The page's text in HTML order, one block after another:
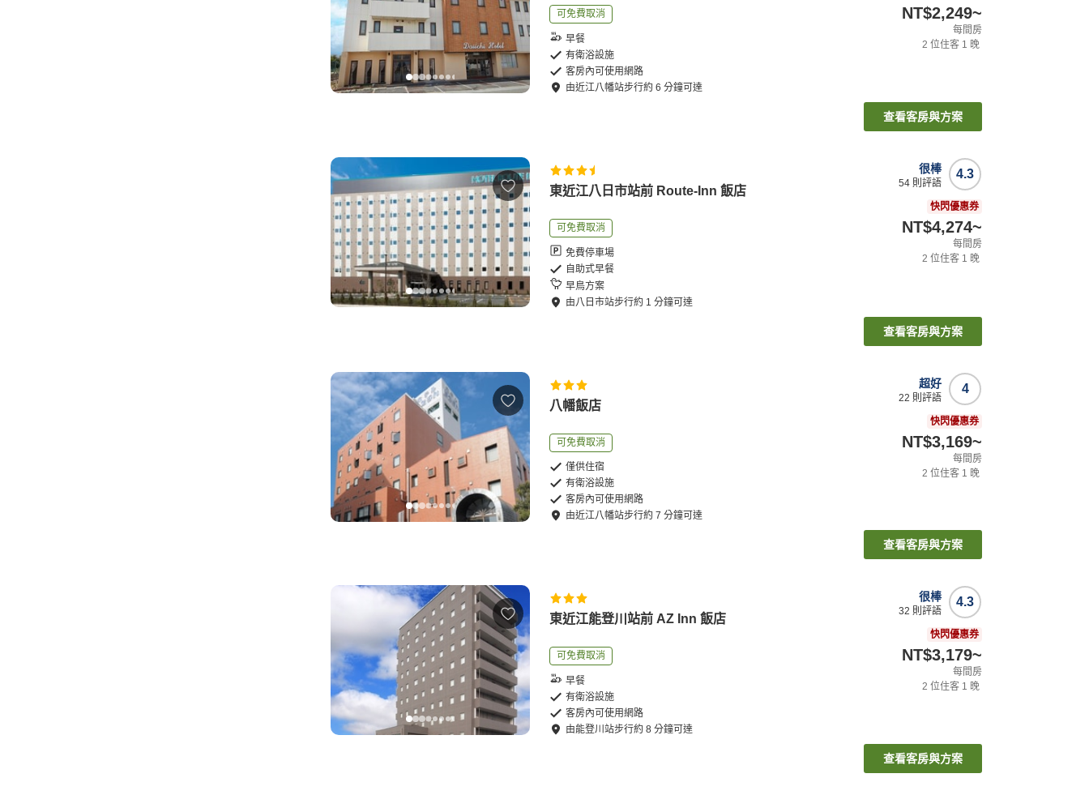
可免費取消
早餐
有衛浴設施
客房內可使用網路
由近江八幡站步行約6 分鐘可達
NT$2,249~
每間房
2 位住客 1 晚
查看客房與方案
東近江八日市站前 Route-Inn 飯店
可免費取消
免費停車場
自助式早餐
早鳥方案
由八日市站步行約 1 分鐘可達
4.3
很棒
54 則評語
快閃優惠券
NT$4,274~
每間房
2 位住客 1 晚
查看客房與方案
八幡飯店
可免費取消
僅供住宿
有衛浴設施
客房內可使用網路
由近江八幡站步行約7 分鐘可達
4
超好
22 則評語
快閃優惠券
NT$3,169~
每間房
2 位住客 1 晚
查看客房與方案
東近江能登川站前 AZ Inn 飯店
可免費取消
早餐
有衛浴設施
客房內可使用網路
由能登川站步行約8 分鐘可達
4.3
很棒
32 則評語
快閃優惠券
NT$3,179~
每間房
2 位住客 1 晚
查看客房與方案